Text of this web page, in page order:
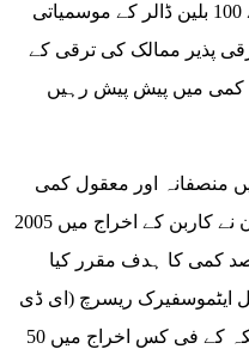
یورپی یونین ترقی پذیر ممالک کے لیے 100 بلین ڈالر کے موسمیاتی
پذیر ممالک کی ترقی کے
کمی میں پیش پیش رہیں
منصفانہ اور معقول کمی
کی جانی چاہیے۔ امریکی صدر بائیڈن نے کاربن کے اخراج میں 2005
سے 2030 تک 50سے 52 فیصد کمی کا ہدف مقرر کیا
ایٹموسفیرک ریسرچ (ای ڈی
جی اے آر) کے مطابق 2030 میں امریکہ کے فی کس اخراج میں 50